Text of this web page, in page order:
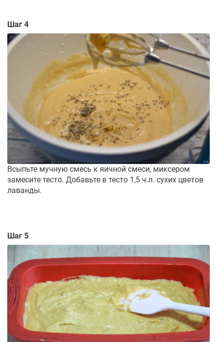
Шаг 4
Всыпьте мучную смесь к яичной смеси, миксером
замесите тесто. Добавьте в тесто 1,5 ч.л. сухих цветов
лаванды.
Шаг 5